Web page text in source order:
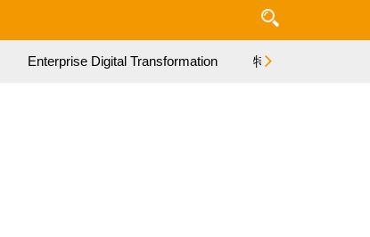
Enterprise Digital Transformation 特集